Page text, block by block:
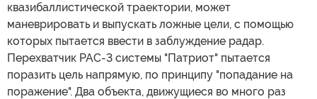
квазибаллистической траектории, может
маневрировать и выпускать ложные цели, с помощью
которых пытается ввести в заблуждение радар.
Перехватчик PAC-3 системы "Патриот" пытается
поразить цель напрямую, по принципу "попадание на
поражение". Два объекта, движущиеся во много раз